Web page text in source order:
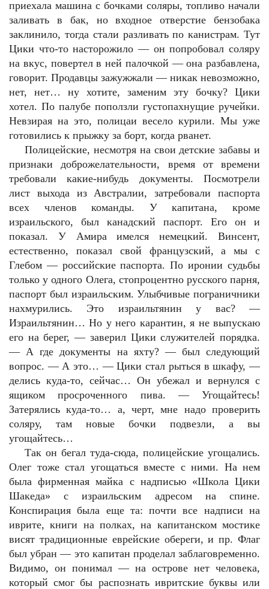
приехала машина с бочками соляры, топливо начали
заливать в бак, но входное отверстие бензобака
заклинило, тогда стали разливать по канистрам. Тут
Цики что-то насторожило — он попробовал соляру
на вкус, повертел в ней палочкой — она разбавлена,
говорит. Продавцы зажужжали — никак невозможно,
нет, нет… ну хотите, заменим эту бочку? Цики
хотел. По палубе поползли густопахнущие ручейки.
Невзирая на это, полицаи весело курили. Мы уже
готовились к прыжку за борт, когда рванет.
Полицейские, несмотря на свои детские забавы и
признаки доброжелательности, время от времени
требовали какие-нибудь документы. Посмотрели
лист выхода из Австралии, затребовали паспорта
всех членов команды. У капитана, кроме
израильского, был канадский паспорт. Его он и
показал. У Амира имелся немецкий. Винсент,
естественно, показал свой французский, а мы с
Глебом — российские паспорта. По иронии судьбы
только у одного Олега, стопроцентно русского парня,
паспорт был израильским. Улыбчивые пограничники
нахмурились. Это израильтянин у вас? —
Израильтянин… Но у него карантин, я не выпускаю
его на берег, — заверил Цики служителей порядка.
— А где документы на яхту? — был следующий
вопрос. — А это… — Цики стал рыться в шкафу, —
делись куда-то, сейчас… Он убежал и вернулся с
ящиком просроченного пива. — Угощайтесь!
Затерялись куда-то… а, черт, мне надо проверить
соляру, там новые бочки подвезли, а вы
угощайтесь…
Так он бегал туда-сюда, полицейские угощались.
Олег тоже стал угощаться вместе с ними. На нем
была фирменная майка с надписью «Школа Цики
Шакеда» с израильским адресом на спине.
Конспирация была еще та: почти все надписи на
иврите, книги на полках, на капитанском мостике
висят традиционные еврейские обереги, и пр. Флаг
был убран — это капитан проделал заблаговременно.
Видимо, он понимал — на острове нет человека,
который смог бы распознать ивритские буквы или